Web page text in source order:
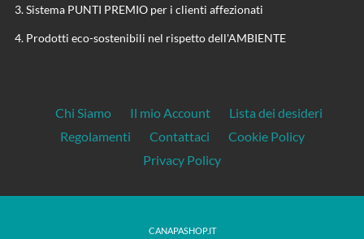
Sistema PUNTI PREMIO per i clienti affezionati
Prodotti eco-sostenibili nel rispetto dell'AMBIENTE
Chi Siamo Il mio Account
Lista dei desideri
Regolamenti
Contattaci
Cookie Policy
Privacy Policy
CANAPASHOP.IT